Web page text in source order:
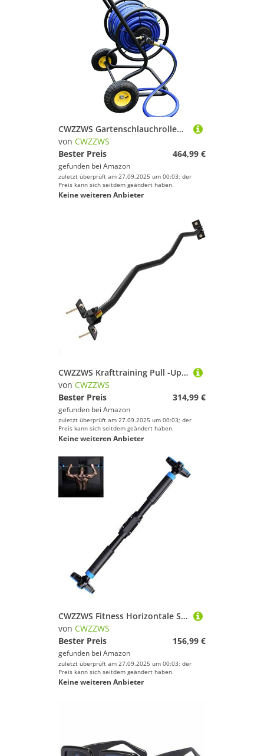
CWZZWS Gartenschlauchrollenwagen mit Rädern, Haushaltswasserleitungsregal, Außenbewässerung Haushaltsschlauchdüse Hochdruckschlauchrolle (+DN20 30 m Rohr)
von CWZZWS
Bester Preis
464,99 €
gefunden bei Amazon
zuletzt überprüft am 27.09.2025 um 00:03; der
Preis kann sich seitdem geändert haben.
Keine weiteren Anbieter
CWZZWS Krafttraining Pull -Up -Stange Wand Klamei, Ecke des Wandstahls Pull Station Dip Stangen Kinn auf die Stange, Klimmzugstangenmauer montiert, Krafttraining Ausrüstung Home Fitness
von CWZZWS
Bester Preis
314,99 €
gefunden bei Amazon
zuletzt überprüft am 27.09.2025 um 00:03; der
Preis kann sich seitdem geändert haben.
Keine weiteren Anbieter
CWZZWS Fitness Horizontale Stange Indoor-Klimmzüge Ausrüstung Pull-ups Bar Home-Ausrüstung Sportausrüstung Ladung 300 kg
von CWZZWS
Bester Preis
156,99 €
gefunden bei Amazon
zuletzt überprüft am 27.09.2025 um 00:03; der
Preis kann sich seitdem geändert haben.
Keine weiteren Anbieter